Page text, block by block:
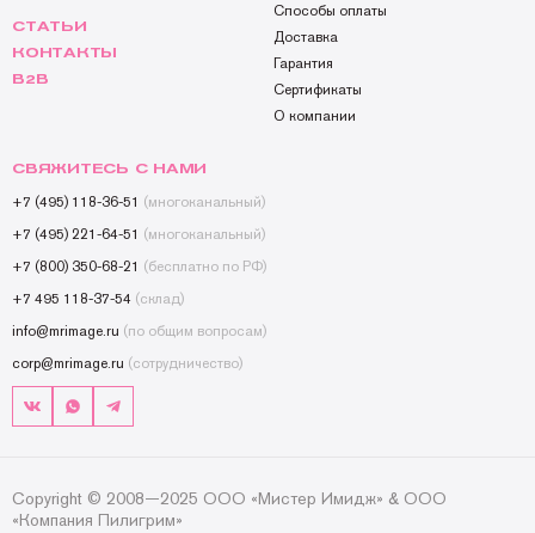
СТАТЬИ
КОНТАКТЫ
B2B
Способы оплаты
Доставка
Гарантия
Сертификаты
О компании
СВЯЖИТЕСЬ С НАМИ
+7 (495) 118-36-51 (многоканальный)
+7 (495) 221-64-51 (многоканальный)
+7 (800) 350-68-21 (бесплатно по РФ)
+7 495 118-37-54 (склад)
info@mrimage.ru (по общим вопросам)
corp@mrimage.ru (сотрудничество)
Copyright © 2008—2025 ООО «Мистер Имидж» & ООО
«Компания Пилигрим»